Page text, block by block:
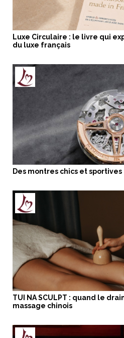
Luxe Circulaire : le livre qui
du luxe français
Des montres chics et sportives
TUI NA SCULPT : quand le
massage chinois